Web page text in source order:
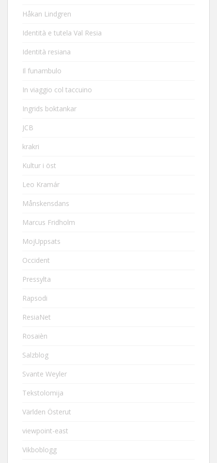
Håkan Lindgren
Identità e tutela Val Resia
Identità resiana
Il funambulo
In viaggio col taccuino
Ingrids boktankar
JCB
krakri
Kultur i öst
Leo Kramár
Månskensdans
Marcus Fridholm
MojUppsats
Occident
Pressylta
Rapsodi
ResiaNet
Rosaièn
Salzblog
Svante Weyler
Tekstolomija
Världen Österut
viewpoint-east
Vikboblogg